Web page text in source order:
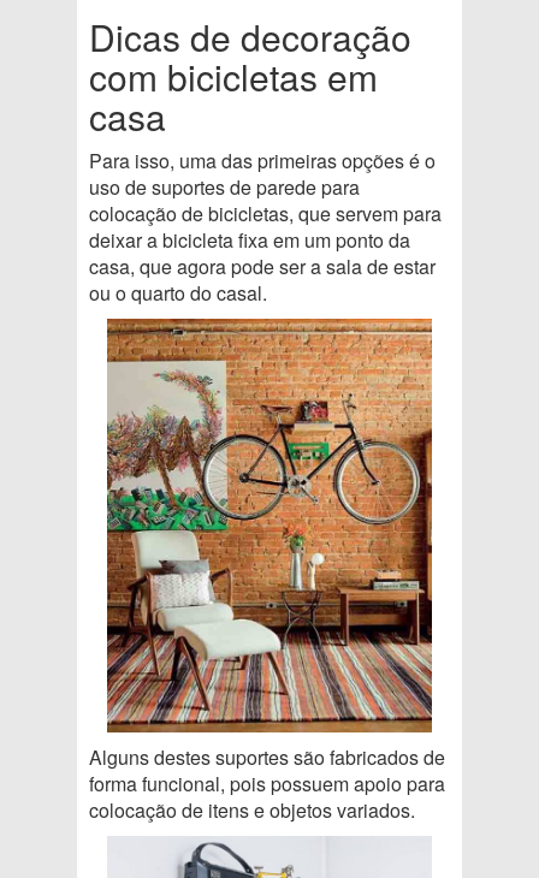
Dicas de decoração
com bicicletas em
casa
Para isso, uma das primeiras opções é o
uso de suportes de parede para
colocação de bicicletas, que servem para
deixar a bicicleta fixa em um ponto da
casa, que agora pode ser a sala de estar
ou o quarto do casal.
Alguns destes suportes são fabricados de
forma funcional, pois possuem apoio para
colocação de itens e objetos variados.